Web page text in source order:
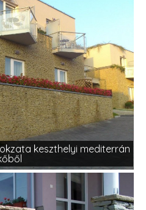
keszthelyi mediterrán